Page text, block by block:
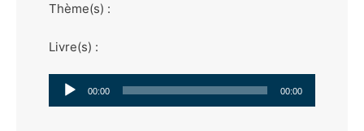
Thème(s) :
Livre(s) :
Lecteur
00:00 00:00